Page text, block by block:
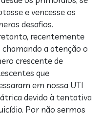
e vencesse os
desafios.
recentemente
chamando a atenção o
crescente de
que
em nossa UTI
devido à tentativa
Por não sermos